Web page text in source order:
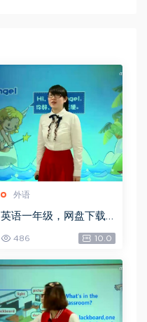
外语
英语一年级，网盘下载
486 10.0